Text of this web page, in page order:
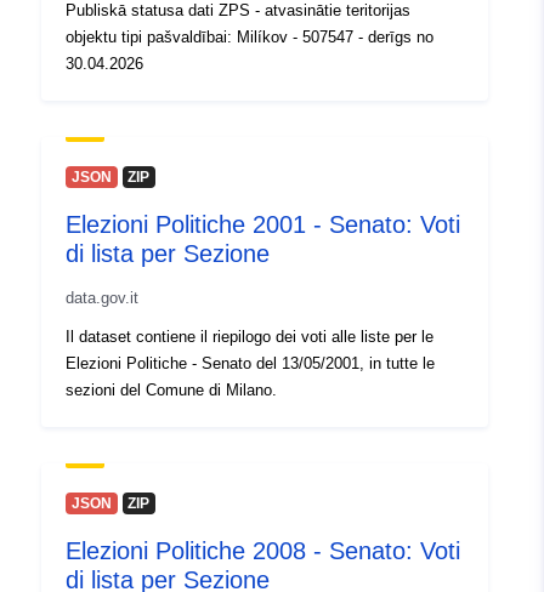
Publiskā statusa dati ZPS - atvasinātie teritorijas
objektu tipi pašvaldībai: Milíkov - 507547 - derīgs no
30.04.2026
JSON ZIP
Elezioni Politiche 2001 - Senato: Voti
di lista per Sezione
data.gov.it
Il dataset contiene il riepilogo dei voti alle liste per le
Elezioni Politiche - Senato del 13/05/2001, in tutte le
sezioni del Comune di Milano.
JSON ZIP
Elezioni Politiche 2008 - Senato: Voti
di lista per Sezione